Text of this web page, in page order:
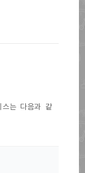
는 다음과 같